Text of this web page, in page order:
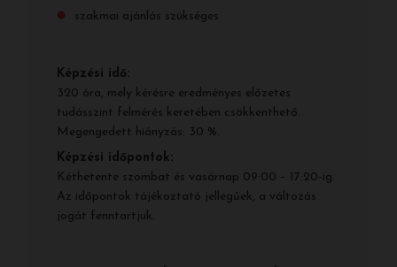
szakmai ajánlás szükséges
Képzési idő:
320 óra, mely kérésre eredményes előzetes
tudásszint felmérés keretében csökkenthető.
Megengedett hiányzás: 30 %.
Képzési időpontok:
Kéthetente szombat és vasárnap 09:00 – 17:20-ig.
Az időpontok tájékoztató jellegűek, a változás
jogát fenntartjuk.